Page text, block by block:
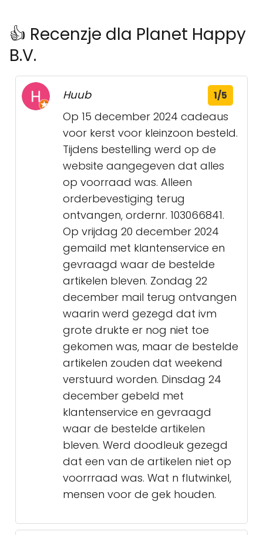
👍 Recenzje dla Planet Happy
B.V.
Huub 1/5
Op 15 december 2024 cadeaus
voor kerst voor kleinzoon besteld.
Tijdens bestelling werd op de
website aangegeven dat alles
op voorraad was. Alleen
orderbevestiging terug
ontvangen, ordernr. 103066841.
Op vrijdag 20 december 2024
gemaild met klantenservice en
gevraagd waar de bestelde
artikelen bleven. Zondag 22
december mail terug ontvangen
waarin werd gezegd dat ivm
grote drukte er nog niet toe
gekomen was, maar de bestelde
artikelen zouden dat weekend
verstuurd worden. Dinsdag 24
december gebeld met
klantenservice en gevraagd
waar de bestelde artikelen
bleven. Werd doodleuk gezegd
dat een van de artikelen niet op
voorrraad was. Wat n flutwinkel,
mensen voor de gek houden.